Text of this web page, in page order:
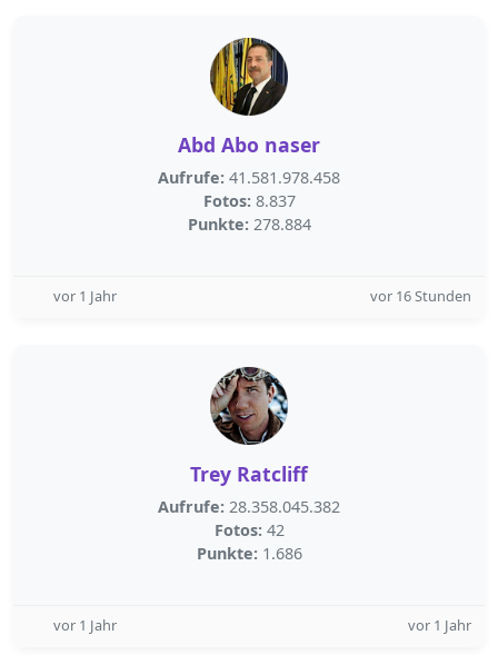
Abd Abo naser
Aufrufe: 41.581.978.458
Fotos: 8.837
Punkte: 278.884
vor 1 Jahr vor 16 Stunden
Trey Ratcliff
Aufrufe: 28.358.045.382
Fotos: 42
Punkte: 1.686
vor 1 Jahr vor 1 Jahr